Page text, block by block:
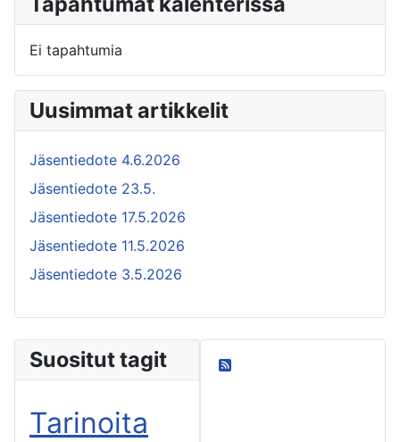
Ei tapahtumia
Uusimmat artikkelit
Jäsentiedote 4.6.2026
Jäsentiedote 23.5.
Jäsentiedote 17.5.2026
Jäsentiedote 11.5.2026
Jäsentiedote 3.5.2026
Suositut tagit
Tarinoita